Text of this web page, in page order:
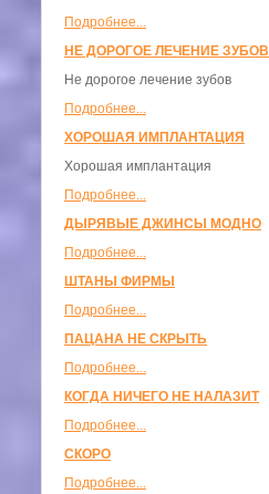
Подробнее...
НЕ ДОРОГОЕ ЛЕЧЕНИЕ ЗУБОВ
Не дорогое лечение зубов
Подробнее...
ХОРОШАЯ ИМПЛАНТАЦИЯ
Хорошая имплантация
Подробнее...
ДЫРЯВЫЕ ДЖИНСЫ МОДНО
Подробнее...
ШТАНЫ ФИРМЫ
Подробнее...
ПАЦАНА НЕ СКРЫТЬ
Подробнее...
КОГДА НИЧЕГО НЕ НАЛАЗИТ
Подробнее...
СКОРО
Подробнее...